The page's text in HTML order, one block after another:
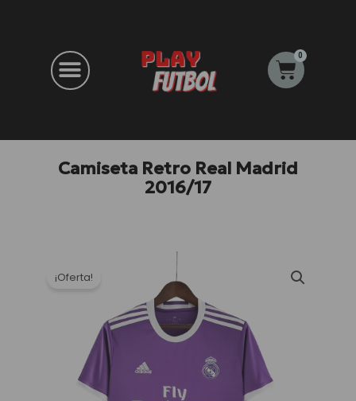
0
Carrito
Camiseta Retro Real Madrid
2016/17
¡Oferta!